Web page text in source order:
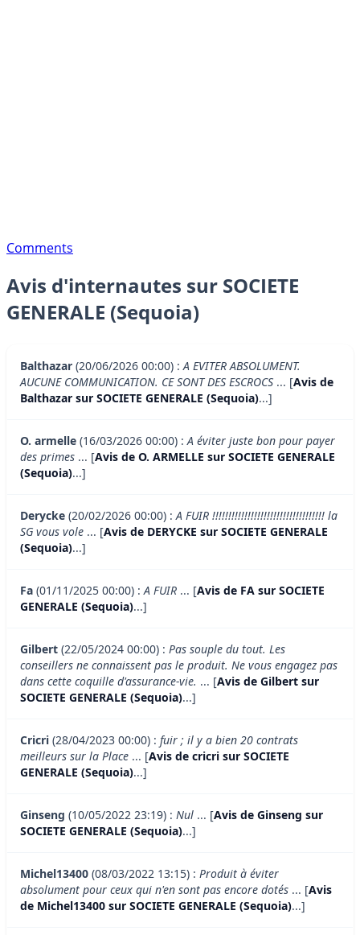
Comments
Avis d'internautes sur SOCIETE
GENERALE (Sequoia)
Balthazar (20/06/2026 00:00) :A EVITER ABSOLUMENT.
AUCUNE COMMUNICATION. CE SONT DES ESCROCS ... [Avis de
Balthazar sur SOCIETE GENERALE (Sequoia)...]
O. armelle (16/03/2026 00:00) :A éviter juste bon pour payer
des primes ... [Avis de O. ARMELLE sur SOCIETE GENERALE
(Sequoia)...]
Derycke (20/02/2026 00:00) :A FUIR !!!!!!!!!!!!!!!!!!!!!!!!!!!!!!!!!!! la
SG vous vole ... [Avis de DERYCKE sur SOCIETE GENERALE
(Sequoia)...]
Fa (01/11/2025 00:00) :A FUIR ... [Avis de FA sur SOCIETE
GENERALE (Sequoia)...]
Gilbert (22/05/2024 00:00) : Pas souple du tout. Les
conseillers ne connaissent pas le produit. Ne vous engagez pas
dans cette coquille d'assurance-vie. ... [Avis de Gilbert sur
SOCIETE GENERALE (Sequoia)...]
Cricri (28/04/2023 00:00) : fuir ; il y a bien 20 contrats
meilleurs sur la Place ... [Avis de cricri sur SOCIETE
GENERALE (Sequoia)...]
Ginseng (10/05/2022 23:19) : Nul ... [Avis de Ginseng sur
SOCIETE GENERALE (Sequoia)...]
Michel13400 (08/03/2022 13:15) : Produit à éviter
absolument pour ceux qui n'en sont pas encore dotés ... [Avis
de Michel13400 sur SOCIETE GENERALE (Sequoia)...]